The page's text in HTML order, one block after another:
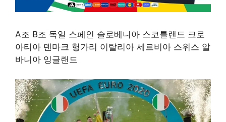
A조 B조 독일 스페인 슬로베니아 스코틀랜드 크로
아티아 덴마크 헝가리 이탈리아 세르비아 스위스 알
바니아 잉글랜드